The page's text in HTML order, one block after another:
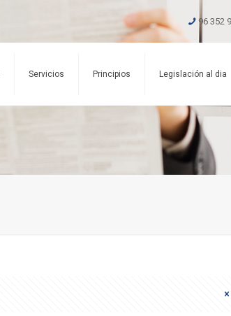
96 352
Servicios Principios Legislación al dia